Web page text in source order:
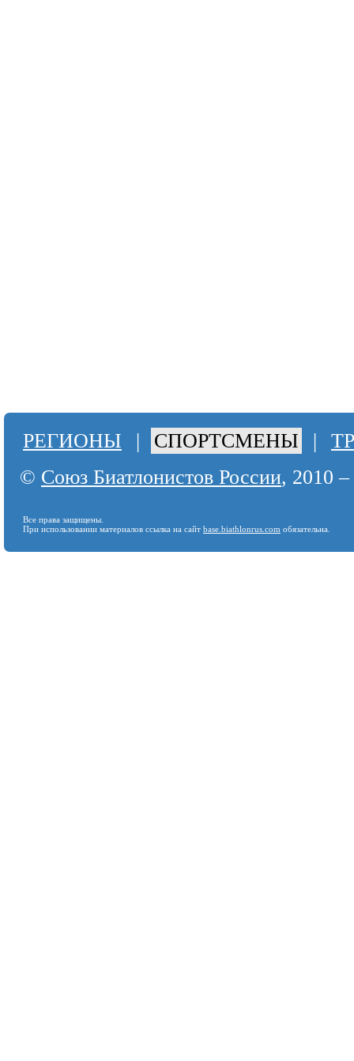
РЕГИОНЫ | СПОРТСМЕНЫ |
© Союз Биатлонистов России, 2010
Все права защищены.
При использовании материалов ссылка на сайт base.biathlonrus.com обязательна.